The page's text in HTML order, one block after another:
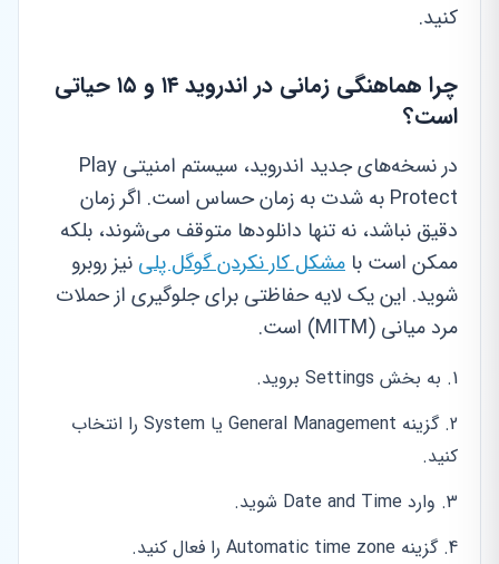
کنید.
چرا هماهنگی زمانی در اندروید ۱۴ و ۱۵ حیاتی
است؟
در نسخه‌های جدید اندروید، سیستم امنیتی Play
Protect به شدت به زمان حساس است. اگر زمان
دقیق نباشد، نه تنها دانلودها متوقف می‌شوند، بلکه
ممکن است با مشکل کار نکردن گوگل پلی نیز روبرو
شوید. این یک لایه حفاظتی برای جلوگیری از حملات
مرد میانی (MITM) است.
به بخش Settings بروید.
گزینه General Management یا System را انتخاب
کنید.
وارد Date and Time شوید.
گزینه Automatic time zone را فعال کنید.